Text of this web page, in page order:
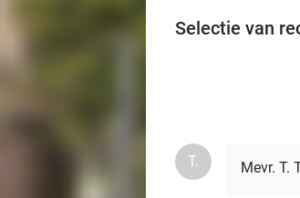
Selectie van
T. Mevr. T.